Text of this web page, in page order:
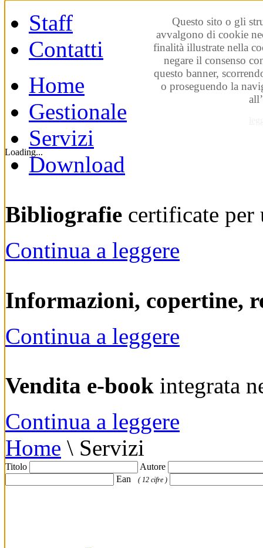
Questo sito o gli
avvalgono di cookie
finalità illustrate nella
negare il consenso
questo banner,
o proseguendo la
Loading...
Staff
Contatti
Home
Gestionale
Servizi
Download
Bibliografie certificate
Continua a leggere
Informazioni, copertine,
Continua a leggere
Vendita e-book integrata
Continua a leggere
Home \ Servizi
Titolo
Autore
Ean
( 12 cifre )